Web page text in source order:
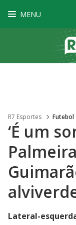
MENU
R7 Esportes Futebol
‘É um
Lateral-